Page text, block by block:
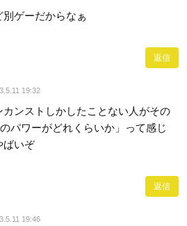
ゲーだからなぁ
返信
19:32
カンストしかしたことない人がその
パワーがどれくらいか」って感じ
ばいぞ
返信
19:46